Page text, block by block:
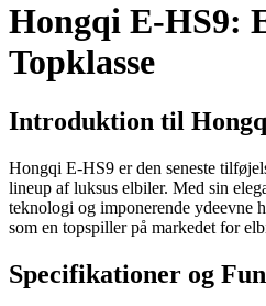
Hongqi E-HS9:
Topklasse
Introduktion til
Hongqi E-HS9 er den seneste
lineup af luksus elbiler. Med sin
teknologi og imponerende ydeevne
som en topspiller på markedet for
Specifikationer og